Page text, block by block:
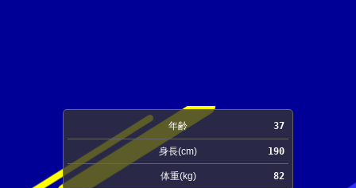
37
年齢
190
身長(cm)
82
体重(kg)